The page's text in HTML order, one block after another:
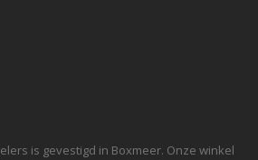
is gevestigd in Boxmeer. Onze winkel